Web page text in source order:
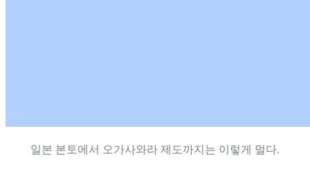
일본 본토에서 오가사와라 제도까지는 이렇게 멀다.